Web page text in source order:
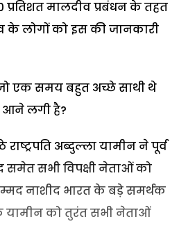
प्रतिशत मालदीव प्रबंधन के तहत
लोगों को इस की जानकारी
एक समय बहुत अच्छे साथी थे
आने लगी है?
अब्दुल्ला यामीन ने पूर्व
समेत सभी विपक्षी नेताओं को
नाशीद भारत के बड़े समर्थक
यामीन को तुरंत सभी नेताओं